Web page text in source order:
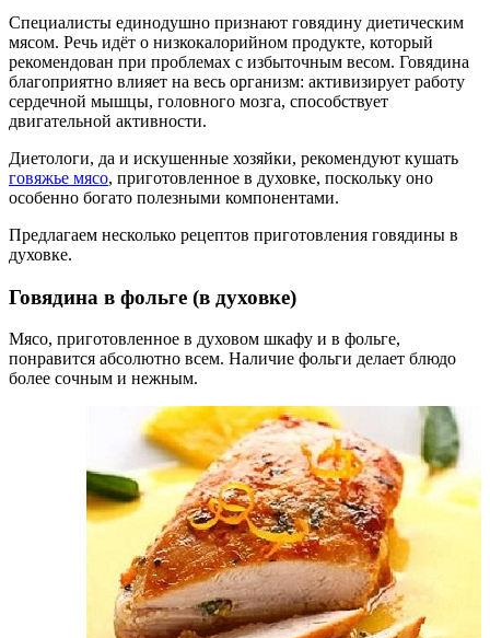
Специалисты единодушно признают говядину диетическим
мясом. Речь идёт о низкокалорийном продукте, который
рекомендован при проблемах с избыточным весом. Говядина
благоприятно влияет на весь организм: активизирует работу
сердечной мышцы, головного мозга, способствует
двигательной активности.
Диетологи, да и искушенные хозяйки, рекомендуют кушать
говяжье мясо, приготовленное в духовке, поскольку оно
особенно богато полезными компонентами.
Предлагаем несколько рецептов приготовления говядины в
духовке.
Говядина в фольге (в духовке)
Мясо, приготовленное в духовом шкафу и в фольге,
понравится абсолютно всем. Наличие фольги делает блюдо
более сочным и нежным.